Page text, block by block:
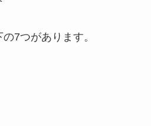
7つがあります。